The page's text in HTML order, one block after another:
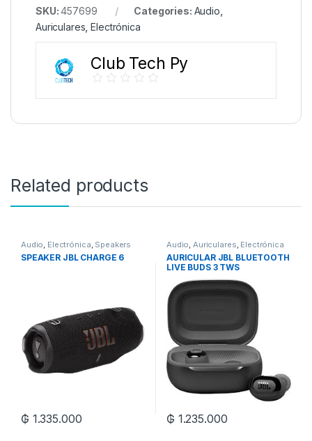
SKU:457699 Categories: Audio
Auriculares ,Electrónica
Club Tech Py
Related products
Audio, Electrónica, Speakers
SPEAKER JBL CHARGE 6
₲ 1.335.000
Audio,Auriculares, Electrónica
AURICULAR JBL BLUETOOTH
LIVE BUDS 3 TWS
₲ 1.235.000